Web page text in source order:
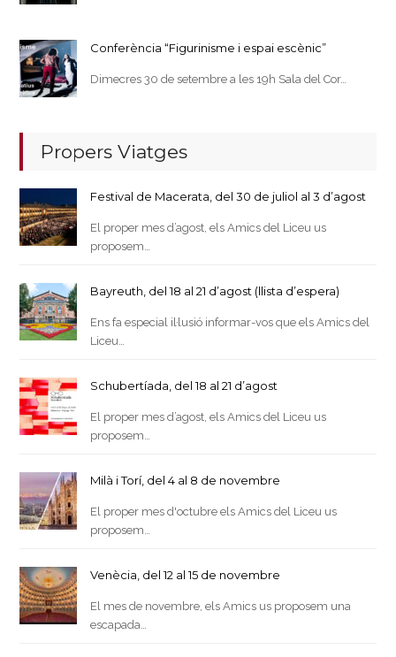
Conferència “Figurinisme i espai escènic”
Dimecres 30 de setembre a les 19h Sala del Cor…
Propers Viatges
Festival de Macerata, del 30 de juliol al 3 d’agost
El proper mes d’agost, els Amics del Liceu us
proposem…
Bayreuth, del 18 al 21 d’agost (llista d’espera)
Ens fa especial il·lusió informar-vos que els Amics del
Liceu…
Schubertíada, del 18 al 21 d’agost
El proper mes d’agost, els Amics del Liceu us
proposem…
Milà i Torí, del 4 al 8 de novembre
El proper mes d'octubre els Amics del Liceu us
proposem…
Venècia, del 12 al 15 de novembre
El mes de novembre, els Amics us proposem una
escapada…